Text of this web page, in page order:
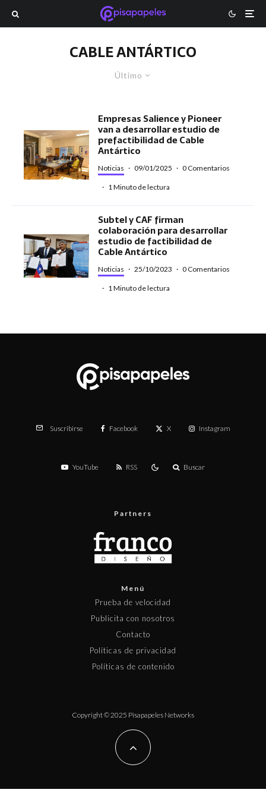
CABLE ANTÁRTICO
Último
Empresas Salience y Pioneer
van a desarrollar estudio de
prefactibilidad de Cable
Antártico
Noticias · 09/01/2025 · 0 Comentarios
· 1 Minuto de lectura
Subtel y CAF firman
colaboración para desarrollar
estudio de factibilidad de
Cable Antártico
Noticias · 25/10/2023 · 0 Comentarios
· 1 Minuto de lectura
Suscribirse Facebook X Instagram
YouTube RSS Buscar
Partners
Menú
Prueba de velocidad
Publicita con nosotros
Contacto
Políticas de privacidad
Políticas de contenido
Copyright © 2025 Pisapapeles Networks